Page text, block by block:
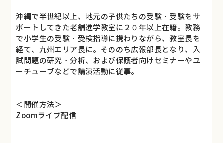
沖縄で半世紀以上、地元の子供たちの受験・受験をサ
ポートしてきた老舗進学教室に２０年以上在籍。教務
で小学生の受験・受検指導に携わりながら、教室長を
経て、九州エリア長に。そののち広報部長となり、入
試問題の研究・分析、および保護者向けセミナーやユ
ーチューブなどで講演活動に従事。
＜開催方法＞
Zoomライブ配信